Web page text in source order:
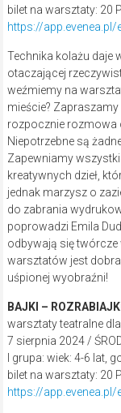
bilet na warsztaty: 20
https://
Technika kolażu daje
otaczającej
weźmiemy na
mieście?
rozpocznie rozmowa
Niepotrzebne są
Zapewniamy
kreatywnych dzieł,
jednak marzysz o
do zabrania
poprowadzi Emila
odbywają się twórcze
warsztatów jest
uśpionej wyobraźni!
BAJKI –
warsztaty teatralne
7 sierpnia 2024 /
I grupa: wiek: 4-6 lat,
bilet na warsztaty: 20
https://